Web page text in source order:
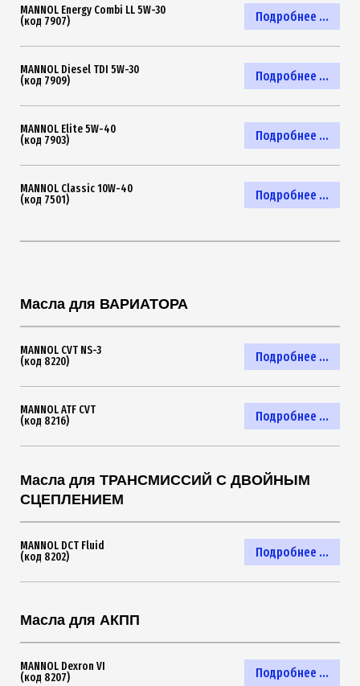
Подробнее ...
MANNOL Energy Combi LL 5W-30
(код 7907)
Подробнее ...
MANNOL Diesel TDI 5W-30
(код 7909)
Подробнее ...
MANNOL Elite 5W-40
(код 7903)
Подробнее ...
MANNOL Classic 10W-40
(код 7501)
Масла для ВАРИАТОРА
Подробнее ...
MANNOL CVT NS-3
(код 8220)
Подробнее ...
MANNOL ATF CVT
(код 8216)
Масла для ТРАНСМИССИЙ С ДВОЙНЫМ
СЦЕПЛЕНИЕМ
Подробнее ...
MANNOL DCT Fluid
(код 8202)
Масла для АКПП
Подробнее ...
MANNOL Dexron VI
(код 8207)